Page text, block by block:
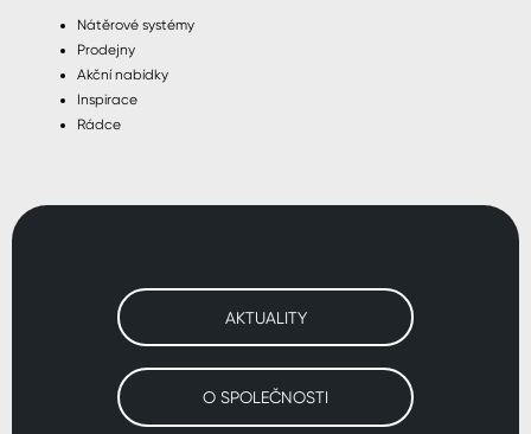
Nátěrové systémy
Prodejny
Akční nabídky
Inspirace
Rádce
AKTUALITY
O SPOLEČNOSTI